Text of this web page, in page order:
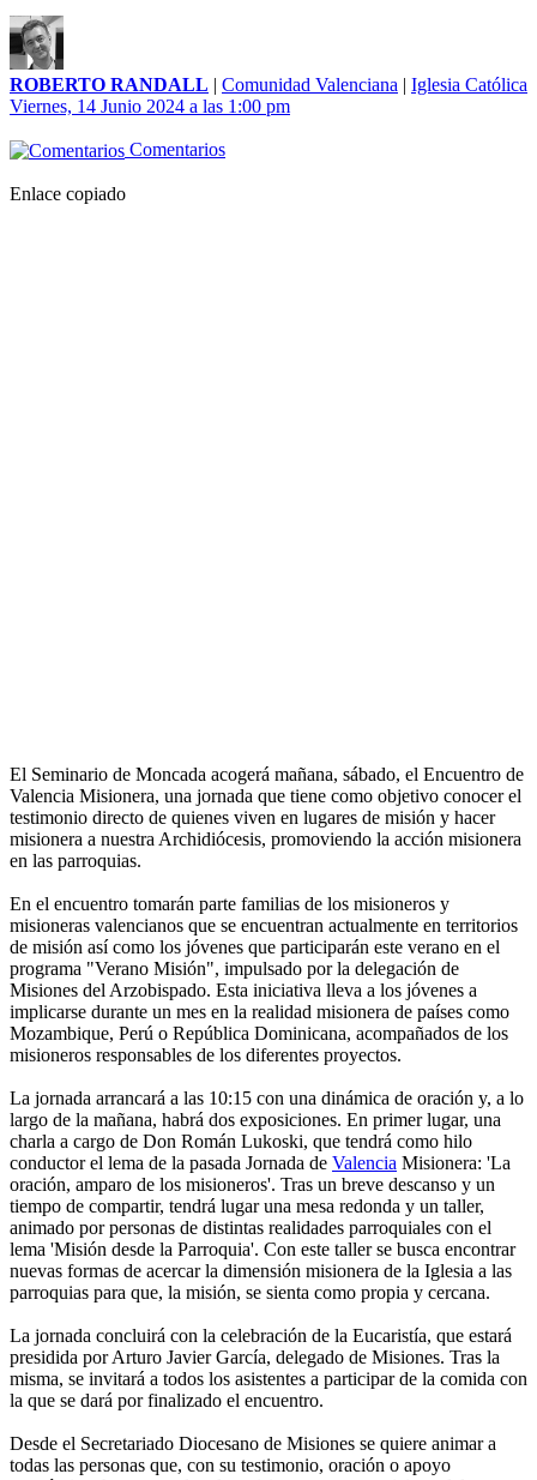
ROBERTO RANDALL | Comunidad Valenciana | Iglesia Católica
Viernes, 14 Junio 2024 a las 1:00 pm
Comentarios
Enlace copiado
El Seminario de Moncada acogerá mañana, sábado, el Encuentro de
Valencia Misionera, una jornada que tiene como objetivo conocer el
testimonio directo de quienes viven en lugares de misión y hacer
misionera a nuestra Archidiócesis, promoviendo la acción misionera
en las parroquias.
En el encuentro tomarán parte familias de los misioneros y
misioneras valencianos que se encuentran actualmente en territorios
de misión así como los jóvenes que participarán este verano en el
programa "Verano Misión", impulsado por la delegación de
Misiones del Arzobispado. Esta iniciativa lleva a los jóvenes a
implicarse durante un mes en la realidad misionera de países como
Mozambique, Perú o República Dominicana, acompañados de los
misioneros responsables de los diferentes proyectos.
La jornada arrancará a las 10:15 con una dinámica de oración y, a lo
largo de la mañana, habrá dos exposiciones. En primer lugar, una
charla a cargo de Don Román Lukoski, que tendrá como hilo
conductor el lema de la pasada Jornada de Valencia Misionera: 'La
oración, amparo de los misioneros'. Tras un breve descanso y un
tiempo de compartir, tendrá lugar una mesa redonda y un taller,
animado por personas de distintas realidades parroquiales con el
lema 'Misión desde la Parroquia'. Con este taller se busca encontrar
nuevas formas de acercar la dimensión misionera de la Iglesia a las
parroquias para que, la misión, se sienta como propia y cercana.
La jornada concluirá con la celebración de la Eucaristía, que estará
presidida por Arturo Javier García, delegado de Misiones. Tras la
misma, se invitará a todos los asistentes a participar de la comida con
la que se dará por finalizado el encuentro.
Desde el Secretariado Diocesano de Misiones se quiere animar a
todas las personas que, con su testimonio, oración o apoyo